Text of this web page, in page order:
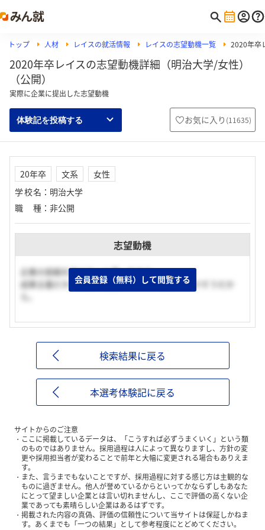
トップ 人材 レイスの就活情報 レイスの志望動機一覧 2020年卒
2020年卒レイスの志望動機詳細（明治大学/女性）
（公開）
実際に企業に提出した志望動機
体験記を投稿する お気に入り (11635)
20年卒 文系
女性
学校名 ： 明治大学
職種 ： 非公開
志望動機
企業の挑戦を支えたいと思ったから。
成果主義だから自分の裁量を持って、働いていけそうだか
会員登録（無料）して閲覧する
検索結果に戻る
本選考体験記に戻る
サイトからのご注意
ここに掲載しているデータは、「こうすれば必ずうまくいく」という類
のものではありません。採用過程は人によって異なりますし、方針の変
更や採用担当者が変わることで前年と大幅に変更される場合もありえま
す。
また、言うまでもないことですが、採用過程に対する感じ方は主観的な
ものに過ぎません。他人が誉めているからといってかならずしもあなた
にとって望ましい企業とは言い切れませんし、ここで評価の高くない企
業であっても素晴らしい企業はあるはずです。
掲載された内容の真偽、評価の信頼性について当サイトは保証しかねま
す。あくまでも「一つの結果」として参考程度にとどめてください。